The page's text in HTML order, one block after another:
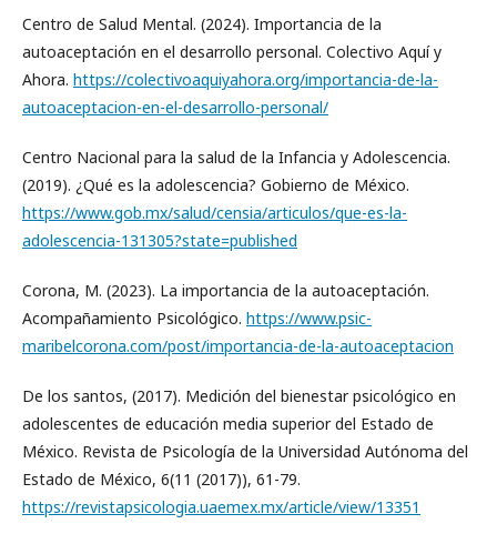
Centro de Salud Mental. (2024). Importancia de la
autoaceptación en el desarrollo personal. Colectivo Aquí y
Ahora. https://colectivoaquiyahora.org/importancia-de-la-
autoaceptacion-en-el-desarrollo-personal/
Centro Nacional para la salud de la Infancia y Adolescencia.
(2019). ¿Qué es la adolescencia? Gobierno de México.
https://www.gob.mx/salud/censia/articulos/que-es-la-
adolescencia-131305?state=published
Corona, M. (2023). La importancia de la autoaceptación.
Acompañamiento Psicológico. https://www.psic-
maribelcorona.com/post/importancia-de-la-autoaceptacion
De los santos, (2017). Medición del bienestar psicológico en
adolescentes de educación media superior del Estado de
México. Revista de Psicología de la Universidad Autónoma del
Estado de México, 6(11 (2017)), 61-79.
https://revistapsicologia.uaemex.mx/article/view/13351